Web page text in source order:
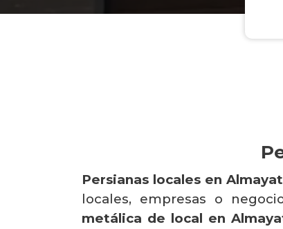
Persianas locales en
locales, empresas o
metálica de local en